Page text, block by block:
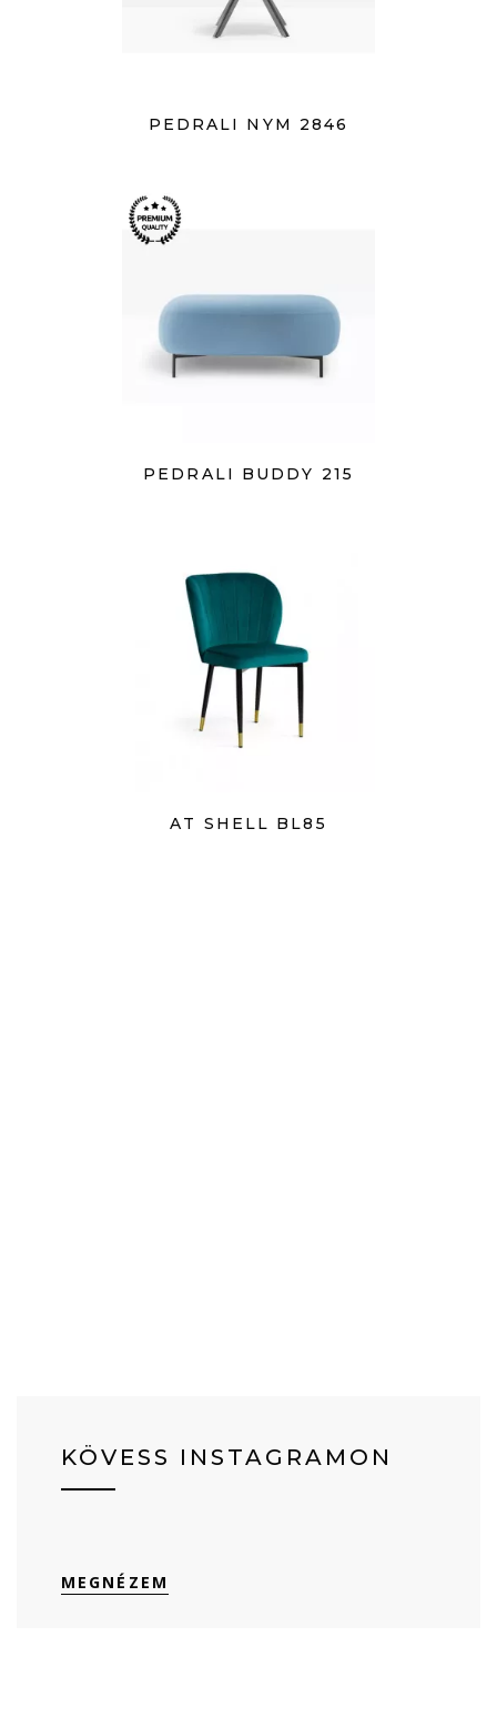
PEDRALI NYM 2846
PEDRALI BUDDY 215
AT SHELL BL85
KÖVESS INSTAGRAMON
MEGNÉZEM